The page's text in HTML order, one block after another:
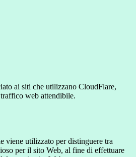
ai siti che utilizzano CloudFlare,
web attendibile.
viene utilizzato per distinguere tra
per il sito Web, al fine di effettuare